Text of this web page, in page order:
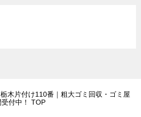
木片付け110番｜粗大ゴミ回収・ゴミ屋
付中！
TOP